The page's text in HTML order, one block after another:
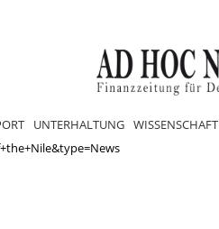
UNTERHALTUNG WISSENSCHAFT